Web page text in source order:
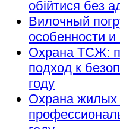
обійтися без
Вилочный
особенности
Охрана ТСЖ:
подход к
году
Охрана жилых